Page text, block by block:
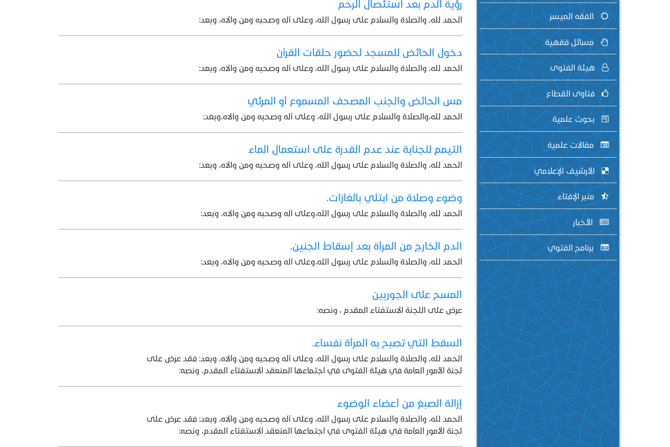
الفقه الميسر
مسائل فقهية
هيئة الفتوى
فتاوى القطاع
بحوث علمية
مقالات علمية
الأرشيف الإعلامي
منبر الإفتاء
الأخبار
برنامج الفتوي
رؤية الدم بعد استئصال الرحم
الحمد لله، والصلاة والسلام على رسول الله، وعلى آله وصحبه ومن والاه، وبعد:
دخول الحائض للمسجد لحضور حلقات القرآن
الحمد لله، والصلاة والسلام على رسول الله، وعلى آله وصحبه ومن والاه، وبعد:
مس الحائض والجنب المصحف المسموع أو المرئي
الحمد لله،والصلاة والسلام على رسول الله، وعلى آله وصحبه ومن والاه،وبعد:
التيمم للجنابة عند عدم القدرة على استعمال الماء
الحمد لله، والصلاة والسلام على رسول الله، وعلى آله وصحبه ومن والاه، وبعد:
وضوء وصلاة من ابتلي بالغازات.
الحمد لله، والصلاة والسلام على رسول الله،وعلى آله وصحبه ومن والاه، وبعد:
الدم الخارج من المرأة بعد إسقاط الجنين.
الحمد لله، والصلاة والسلام على رسول الله،وعلى آله وصحبه ومن والاه، وبعد:
المسح على الجوربين
عرض على اللجنة الاستفتاء المقدم ، ونصه:
السقط التي تصبح به المرأة نفساء.
الحمد لله، والصلاة والسلام على رسول الله، وعلى آله وصحبه ومن والاه، وبعد: فقد عرض على
لجنة الأمور العامة في هيئة الفتوى في اجتماعها المنعقد الاستفتاء المقدم، ونصه:
إزالة الصبغ من أعضاء الوضوء
الحمد لله، والصلاة والسلام على رسول الله، وعلى آله وصحبه ومن والاه، وبعد: فقد عرض على
لجنة الأمور العامة في هيئة الفتوى في اجتماعها المنعقد الاستفتاء المقدم، ونصه: